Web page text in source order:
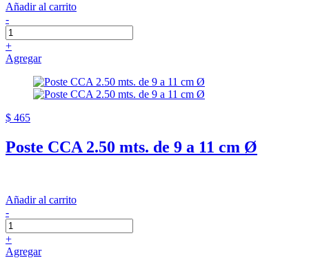
Añadir al carrito
-
+
Agregar
$ 465
Poste CCA 2.50 mts. de 9 a 11 cm Ø
Añadir al carrito
-
+
Agregar